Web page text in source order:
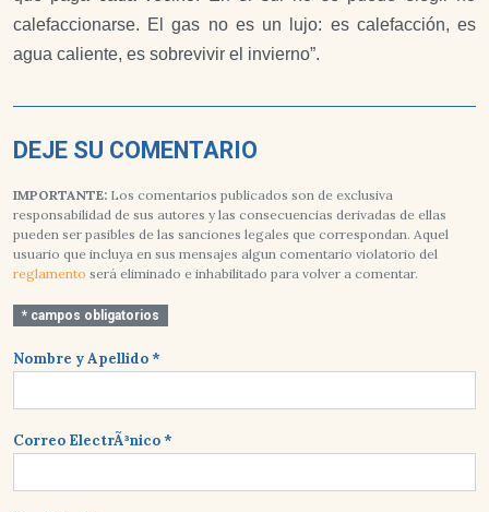
calefaccionarse. El gas no es un lujo: es calefacción, es
agua caliente, es sobrevivir el invierno”.
DEJE SU COMENTARIO
IMPORTANTE: Los comentarios publicados son de exclusiva
responsabilidad de sus autores y las consecuencias derivadas de ellas
pueden ser pasibles de las sanciones legales que correspondan. Aquel
usuario que incluya en sus mensajes algun comentario violatorio del
reglamento será eliminado e inhabilitado para volver a comentar.
* campos obligatorios
Nombre y Apellido *
Correo ElectrÃ³nico *